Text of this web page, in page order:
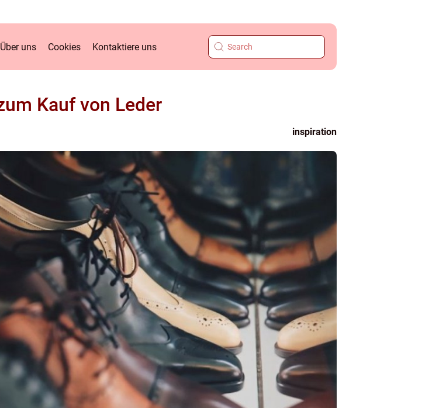
Über uns Cookies Kontaktiere uns
Kauf von Leder
inspiration